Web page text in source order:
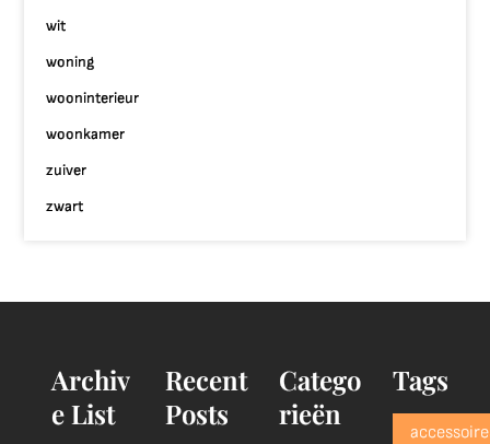
wit
woning
wooninterieur
woonkamer
zuiver
zwart
Archiv
e List
Recent
Posts
Catego
rieën
Tags